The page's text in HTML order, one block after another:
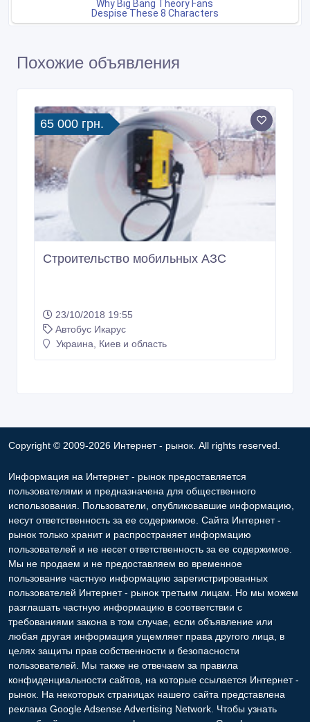
Похожие объявления
65 000 грн.
Строительство мобильных АЗС
23/10/2018 19:55
Автобус Икарус
Украина, Киев и область
Copyright © 2009-2026 Интернет - рынок. All rights reserved.
Информация на Интернет - рынок предоставляется
пользователями и предназначена для общественного
использования. Пользователи, опубликовавшие информацию,
несут ответственность за ее содержимое. Сайта Интернет -
рынок только хранит и распространяет информацию
пользователей и не несет ответственность за ее содержимое.
Мы не продаем и не предоставляем во временное
пользование частную информацию зарегистрированных
пользователей Интернет - рынок третьим лицам. Но мы можем
разглашать частную информацию в соответствии с
требованиями закона в том случае, если объявление или
любая другая информация ущемляет права другого лица, в
целях защиты прав собственности и безопасности
пользователей. Мы также не отвечаем за правила
конфиденциальности сайтов, на которые ссылается Интернет -
рынок. На некоторых страницах нашего сайта представлена
реклама Google Adsense Advertising Network. Чтобы узнать